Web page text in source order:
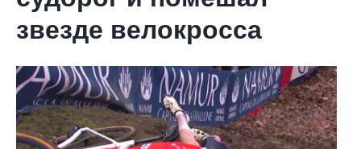
звезде велокросса